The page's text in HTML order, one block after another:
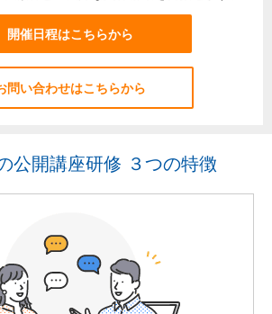
開催日程はこちらから
問い合わせはこちらから
公開講座研修 ３つの特徴